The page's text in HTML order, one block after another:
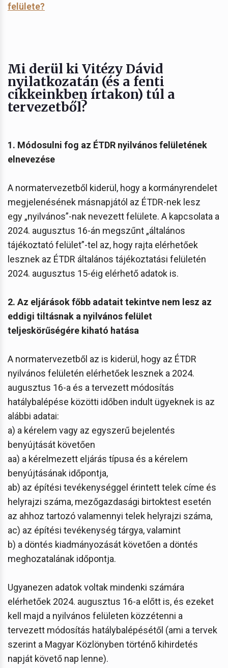
felülete?
Mi derül ki Vitézy Dávid
nyilatkozatán (és a fenti
cikkeinkben írtakon) túl a
tervezetből?
1. Módosulni fog az ÉTDR nyilvános felületének
elnevezése
A normatervezetből kiderül, hogy a kormányrendelet
megjelenésének másnapjától az ÉTDR-nek lesz
egy „nyilvános”-nak nevezett felülete. A kapcsolata a
2024. augusztus 16-án megszűnt „általános
tájékoztató felület”-tel az, hogy rajta elérhetőek
lesznek az ÉTDR általános tájékoztatási felületén
2024. augusztus 15-éig elérhető adatok is.
2. Az eljárások főbb adatait tekintve nem lesz az
eddigi tiltásnak a nyilvános felület
teljeskörűségére kiható hatása
A normatervezetből az is kiderül, hogy az ÉTDR
nyilvános felületén elérhetőek lesznek a 2024.
augusztus 16-a és a tervezett módosítás
hatálybalépése közötti időben indult ügyeknek is az
alábbi adatai:
a) a kérelem vagy az egyszerű bejelentés
benyújtását követően
aa) a kérelmezett eljárás típusa és a kérelem
benyújtásának időpontja,
ab) az építési tevékenységgel érintett telek címe és
helyrajzi száma, mezőgazdasági birtoktest esetén
az ahhoz tartozó valamennyi telek helyrajzi száma,
ac) az építési tevékenység tárgya, valamint
b) a döntés kiadmányozását követően a döntés
meghozatalának időpontja.
Ugyanezen adatok voltak mindenki számára
elérhetőek 2024. augusztus 16-a előtt is, és ezeket
kell majd a nyilvános felületen közzétenni a
tervezett módosítás hatálybalépésétől (ami a tervek
szerint a Magyar Közlönyben történő kihirdetés
napját követő nap lenne).